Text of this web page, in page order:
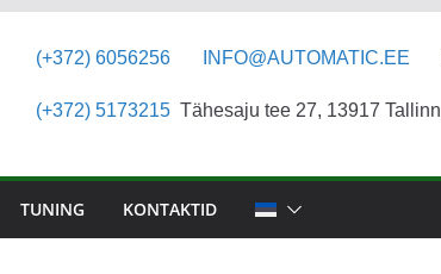
(+372) 6056256
(+372) 5173215
INFO@AUTOMATIC.EE
Tähesaju tee 27, 13917 Tallinn
TUNING KONTAKTID